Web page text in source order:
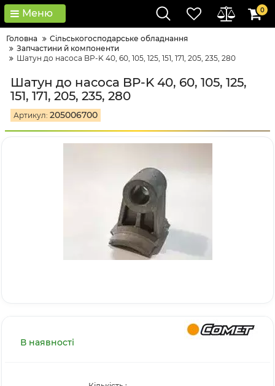
Меню 0
Головна
Сільськогосподарське обладнання
Запчастини й компоненти
Шатун до насоса BP-K 40, 60, 105, 125, 151, 171, 205, 235, 280
Шатун до насоса BP-K 40, 60, 105, 125,
151, 171, 205, 235, 280
Артикул: 205006700
В наявності